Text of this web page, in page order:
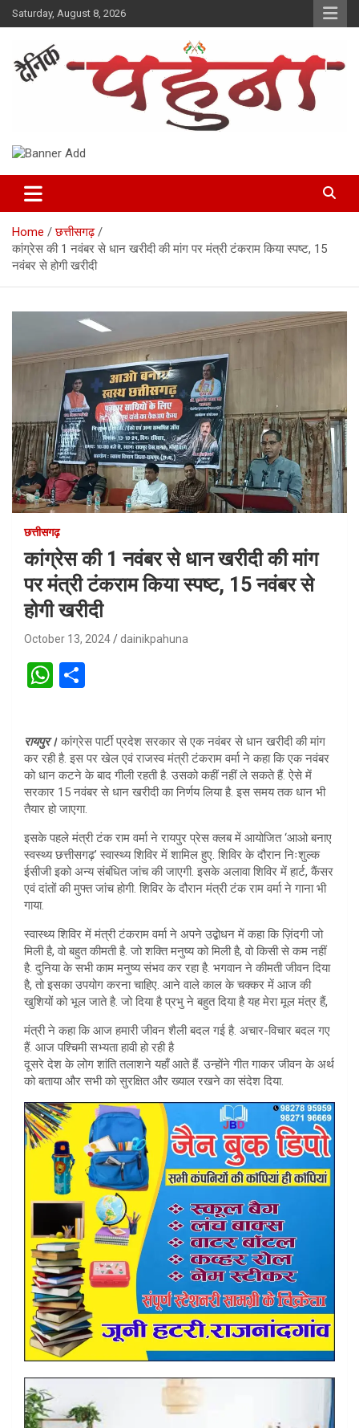
Skip
to
Saturday, August 8, 2026
Dainik Pahuna
Home
छत्तीसगढ़
कांग्रेस की 1 नवंबर से धान खरीदी की मांग पर मंत्री टंकराम किया स्पष्ट, 15
नवंबर से होगी खरीदी
छत्तीसगढ़
कांग्रेस की 1 नवंबर से धान खरीदी की मांग
पर मंत्री टंकराम किया स्पष्ट, 15 नवंबर से
होगी खरीदी
October 13, 2024 dainikpahuna
W
s
A
p
p
e
रायपुर। कांग्रेस पार्टी प्रदेश सरकार से एक नवंबर से धान खरीदी की मांग
कर रही है. इस पर खेल एवं राजस्व मंत्री टंकराम वर्मा ने कहा कि एक नवंबर
को धान कटने के बाद गीली रहती है. उसको कहीं नहीं ले सकते हैं. ऐसे में
सरकार 15 नवंबर से धान खरीदी का निर्णय लिया है. इस समय तक धान भी
तैयार हो जाएगा.
इसके पहले मंत्री टंक राम वर्मा ने रायपुर प्रेस क्लब में आयोजित ‘आओ बनाए
स्वस्थ्य छत्तीसगढ़’ स्वास्थ्य शिविर में शामिल हुए. शिविर के दौरान निःशुल्क
ईसीजी इको अन्य संबंधित जांच की जाएगी. इसके अलावा शिविर में हार्ट, कैंसर
एवं दांतों की मुफ्त जांच होगी. शिविर के दौरान मंत्री टंक राम वर्मा ने गाना भी
गाया.
स्वास्थ्य शिविर में मंत्री टंकराम वर्मा ने अपने उद्बोधन में कहा कि ज़िंदगी जो
मिली है, वो बहुत कीमती है. जो शक्ति मनुष्य को मिली है, वो किसी से कम नहीं
है. दुनिया के सभी काम मनुष्य संभव कर रहा है. भगवान ने कीमती जीवन दिया
है, तो इसका उपयोग करना चाहिए. आने वाले काल के चक्कर में आज की
खुशियों को भूल जाते है. जो दिया है प्रभु ने बहुत दिया है यह मेरा मूल मंत्र हैं,
मंत्री ने कहा कि आज हमारी जीवन शैली बदल गई है. अचार-विचार बदल गए
हैं. आज पश्चिमी सभ्यता हावी हो रही है
दूसरे देश के लोग शांति तलाशने यहाँ आते हैं. उन्होंने गीत गाकर जीवन के अर्थ
को बताया और सभी को सुरक्षित और ख्याल रखने का संदेश दिया.